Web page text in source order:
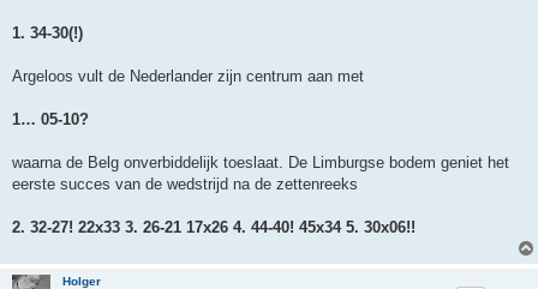
1. 34-30(!)
Argeloos vult de Nederlander zijn centrum aan met
1… 05-10?
waarna de Belg onverbiddelijk toeslaat. De Limburgse bodem geniet het
eerste succes van de wedstrijd na de zettenreeks
2. 32-27! 22x33 3. 26-21 17x26 4. 44-40! 45x34 5. 30x06!!
Holger